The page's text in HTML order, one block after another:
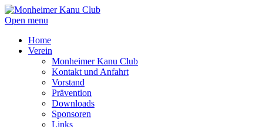
Open menu
Home
Verein
Monheimer Kanu Club
Kontakt und Anfahrt
Vorstand
Prävention
Downloads
Sponsoren
Links